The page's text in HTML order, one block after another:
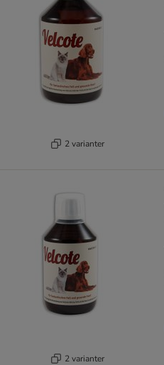
2 varianter
2 varianter